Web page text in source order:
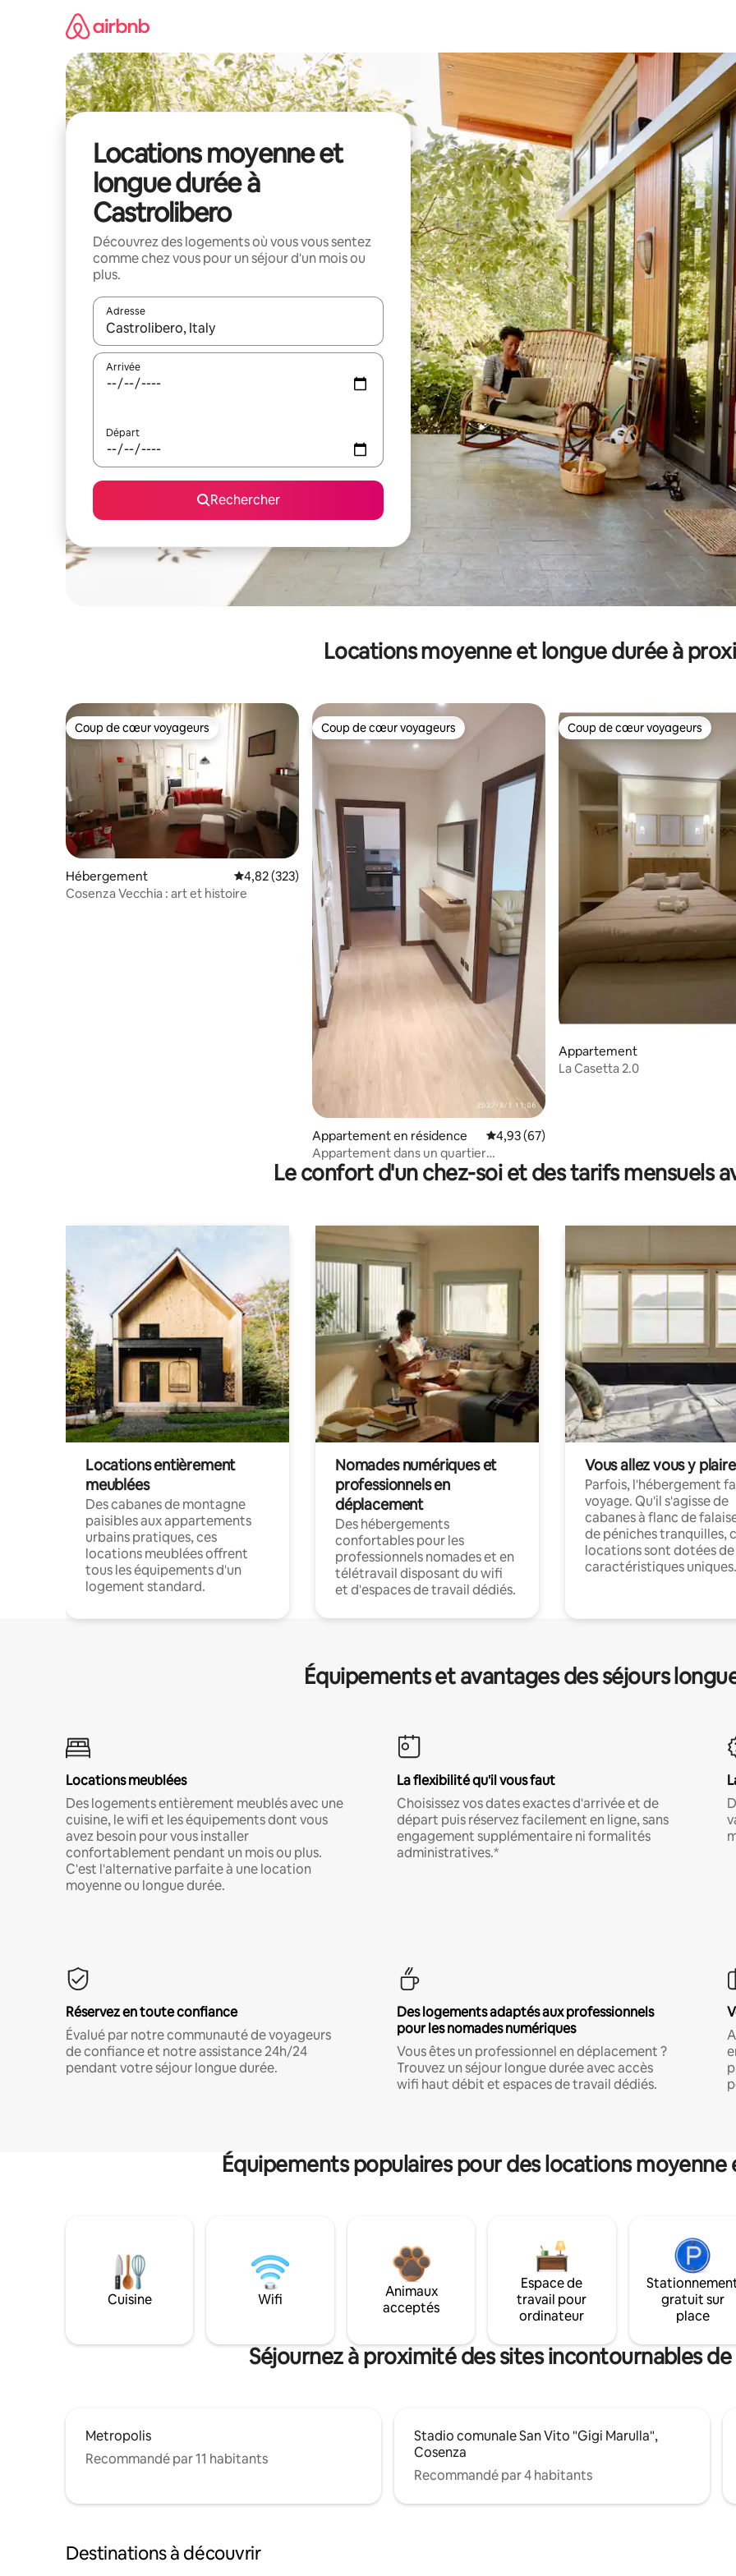
Locations moyenne et
longue durée à
Castrolibero
Découvrez des logements où vous vous sentez
comme chez vous pour un séjour d'un mois ou
plus.
Adresse
Lorsque les résultats s'affichent, utilisez les flèches vers le haut et vers le bas pour les parcourir ou en appuyant et en
Arrivée
Départ
Rechercher
Locations moyenne et longue durée à
Coup de cœur voyageurs
Coup de cœur voyageurs
Hébergement Évaluation moyenne sur la base de 323 commentaires : 4,82 sur 5
4,82 (323)
Cosenza Vecchia : art et histoire
Coup de cœur voyageurs
Coup de cœur voyageurs
Appartement en résidence Évaluation moyenne sur la base de 67
4,93 (67)
Appartement dans un quartier
résidentiel
Coup de cœur voyageurs
Coup de cœur voyageurs
Appartement
La Casetta 2.0
Le confort d'un chez-soi et des tarifs mensuels
Locations entièrement
meublées
Des cabanes de montagne
paisibles aux appartements
urbains pratiques, ces
locations meublées offrent
tous les équipements d'un
logement standard.
Nomades numériques et
professionnels en
déplacement
Des hébergements
confortables pour les
professionnels nomades et en
télétravail disposant du wifi
et d'espaces de travail dédiés.
Vous allez vous y plaire
Parfois, l'hébergement
voyage. Qu'il s'agisse de
cabanes à flanc de
de péniches tranquilles,
locations sont dotées de
caractéristiques uniques.
Équipements et avantages des séjours
Locations meublées
Des logements entièrement meublés avec une
cuisine, le wifi et les équipements dont vous
avez besoin pour vous installer
confortablement pendant un mois ou plus.
C'est l'alternative parfaite à une location
moyenne ou longue durée.
La flexibilité qu'il vous faut
Choisissez vos dates exactes d'arrivée et de
départ puis réservez facilement en ligne, sans
engagement supplémentaire ni formalités
administratives.*
Réservez en toute confiance
Évalué par notre communauté de voyageurs
de confiance et notre assistance 24h/24
pendant votre séjour longue durée.
Des logements adaptés aux professionnels
pour les nomades numériques
Vous êtes un professionnel en déplacement ?
Trouvez un séjour longue durée avec accès
wifi haut débit et espaces de travail dédiés.
Équipements populaires pour des locations
Cuisine Wifi
Animaux
acceptés
Espace de
travail pour
ordinateur
gratuit sur
place
Séjournez à proximité des sites incontournables
Metropolis
Recommandé par 11 habitants
Stadio comunale San Vito "Gigi Marulla",
Cosenza
Recommandé par 4 habitants
Destinations à découvrir